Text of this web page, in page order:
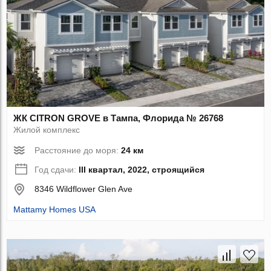
ЖК CITRON GROVE в Тампа, Флорида № 26768
Жилой комплекс
Расстояние до моря:24 км
Год сдачи: III квартал, 2022, строящийся
8346 Wildflower Glen Ave
Mattamy Homes USA